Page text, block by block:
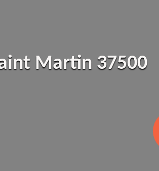
Martin 37500